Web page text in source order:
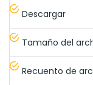
Descargar
Tamaño del
Recuento de